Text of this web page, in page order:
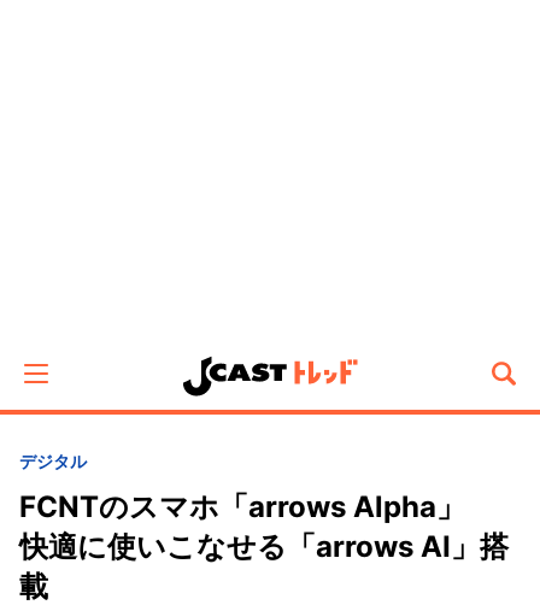
デジタル
FCNTのスマホ「arrows Alpha」
快適に使いこなせる「arrows AI」搭
載